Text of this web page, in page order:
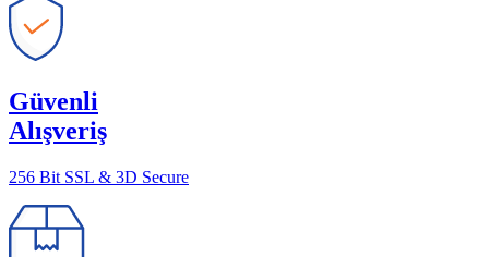
Güvenli
Alışveriş
256 Bit SSL & 3D Secure